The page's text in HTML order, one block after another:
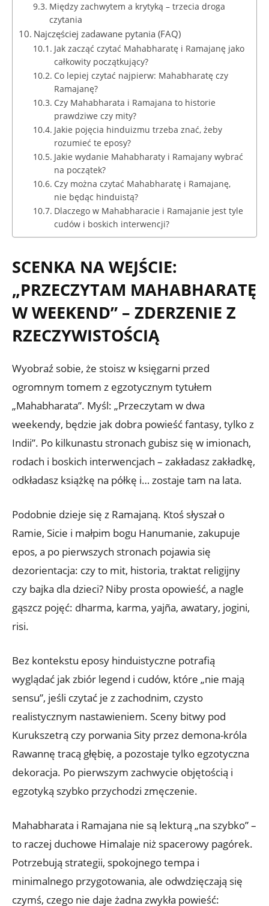
Między zachwytem a krytyką – trzecia droga
czytania
Najczęściej zadawane pytania (FAQ)
Jak zacząć czytać Mahabharatę i Ramajanę jako
całkowity początkujący?
Co lepiej czytać najpierw: Mahabharatę czy
Ramajanę?
Czy Mahabharata i Ramajana to historie
prawdziwe czy mity?
Jakie pojęcia hinduizmu trzeba znać, żeby
rozumieć te eposy?
Jakie wydanie Mahabharaty i Ramajany wybrać
na początek?
Czy można czytać Mahabharatę i Ramajanę,
nie będąc hinduistą?
Dlaczego w Mahabharacie i Ramajanie jest tyle
cudów i boskich interwencji?
SCENKA NA WEJŚCIE:
„PRZECZYTAM MAHABHARATĘ
W WEEKEND” – ZDERZENIE Z
RZECZYWISTOŚCIĄ
Wyobraź sobie, że stoisz w księgarni przed
ogromnym tomem z egzotycznym tytułem
„Mahabharata”. Myśl: „Przeczytam w dwa
weekendy, będzie jak dobra powieść fantasy, tylko z
Indii”. Po kilkunastu stronach gubisz się w imionach,
rodach i boskich interwencjach – zakładasz zakładkę,
odkładasz książkę na półkę i… zostaje tam na lata.
Podobnie dzieje się z Ramajaną. Ktoś słyszał o
Ramie, Sicie i małpim bogu Hanumanie, zakupuje
epos, a po pierwszych stronach pojawia się
dezorientacja: czy to mit, historia, traktat religijny
czy bajka dla dzieci? Niby prosta opowieść, a nagle
gąszcz pojęć: dharma, karma, yajña, awatary, jogini,
risi.
Bez kontekstu eposy hinduistyczne potrafią
wyglądać jak zbiór legend i cudów, które „nie mają
sensu”, jeśli czytać je z zachodnim, czysto
realistycznym nastawieniem. Sceny bitwy pod
Kurukszetrą czy porwania Sity przez demona-króla
Rawannę tracą głębię, a pozostaje tylko egzotyczna
dekoracja. Po pierwszym zachwycie objętością i
egzotyką szybko przychodzi zmęczenie.
Mahabharata i Ramajana nie są lekturą „na szybko” –
to raczej duchowe Himalaje niż spacerowy pagórek.
Potrzebują strategii, spokojnego tempa i
minimalnego przygotowania, ale odwdzięczają się
czymś, czego nie daje żadna zwykła powieść: